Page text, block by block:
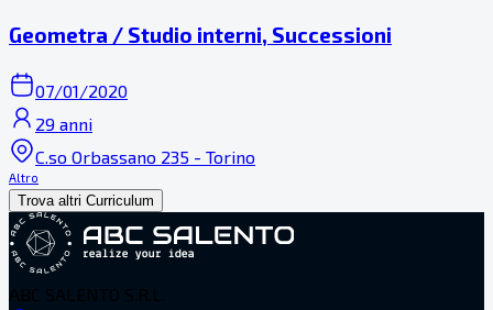
Geometra / Studio interni, Successioni
07/01/2020
29 anni
C.so Orbassano 235 - Torino
Altro
Trova altri Curriculum